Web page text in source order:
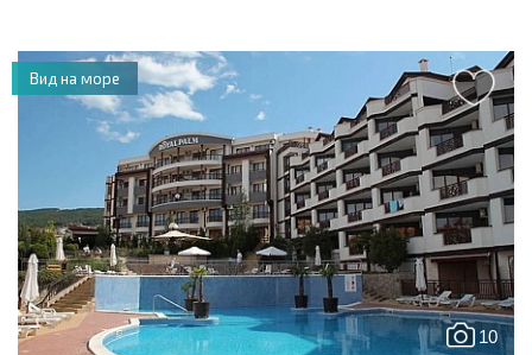
10
Вид на море